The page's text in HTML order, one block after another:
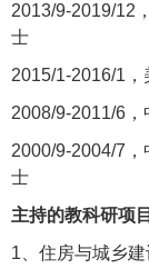
2013/9-2019/12
士
2015/1-2016/1
2008/9-2011/6
2000/9-2004/7
士
主持的教科研项
1 、住房与城乡